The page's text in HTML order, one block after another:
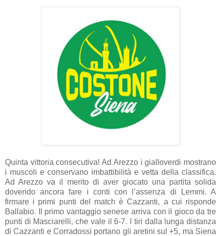
Quinta vittoria consecutiva! Ad Arezzo i gialloverdi mostrano
i muscoli e conservano imbattibilità e vetta della classifica.
Ad Arezzo va il merito di aver giocato una partita solida
dovendo ancora fare i conti con l’assenza di Lemmi. A
firmare i primi punti del match è Cazzanti, a cui risponde
Ballabio. Il primo vantaggio senese arriva con il gioco da tre
punti di Masciarelli, che vale il 6-7. I tiri dalla lunga distanza
di Cazzanti e Corradossi portano gli aretini sul +5, ma Siena